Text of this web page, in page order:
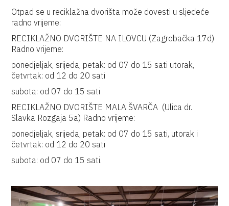
Otpad se u reciklažna dvorišta može dovesti u sljedeće
radno vrijeme:
RECIKLAŽNO DVORIŠTE NA ILOVCU (Zagrebačka 17d)
Radno vrijeme:
ponedjeljak, srijeda, petak: od 07 do 15 sati utorak,
četvrtak: od 12 do 20 sati
subota: od 07 do 15 sati
RECIKLAŽNO DVORIŠTE MALA ŠVARČA (Ulica dr.
Slavka Rozgaja 5a) Radno vrijeme:
ponedjeljak, srijeda, petak: od 07 do 15 sati, utorak i
četvrtak: od 12 do 20 sati
subota: od 07 do 15 sati.